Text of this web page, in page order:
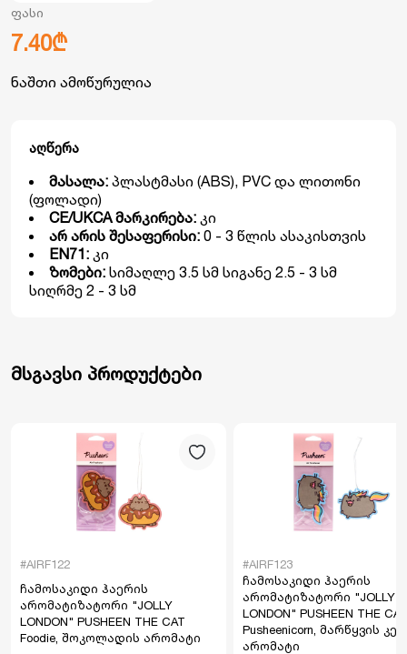
ფასი
7.40₾
ნაშთი ამოწურულია
აღწერა
მასალა: პლასტმასი (ABS), PVC და ლითონი
(ფოლადი)
CE/UKCA მარკირება: კი
არ არის შესაფერისი: 0 - 3 წლის ასაკისთვის
EN71: კი
ზომები: სიმაღლე 3.5 სმ სიგანე 2.5 - 3 სმ
სიღრმე 2 - 3 სმ
მსგავსი პროდუქტები
#AIRF122
ჩამოსაკიდი ჰაერის
არომატიზატორი "JOLLY
LONDON" PUSHEEN THE CAT
Foodie, შოკოლადის არომატი
#AIRF123
ჩამოსაკიდი ჰაერის
არომატიზატორი "JOLLY
LONDON" PUSHEEN THE CAT
Pusheenicorn, მარწყვის
არომატი